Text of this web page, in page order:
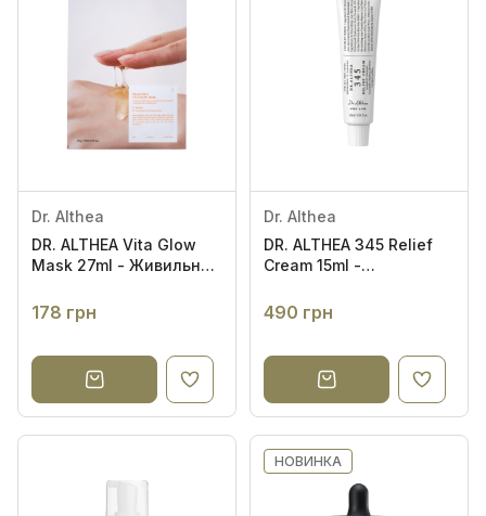
Dr. Althea
DR. ALTHEA Vita Glow
Mask 27ml - Живильна
сяйва шкіри обличчя
178 грн
Dr. Althea
DR. ALTHEA 345 Relief
Cream 15ml -
крем
490 грн
НОВИНКА